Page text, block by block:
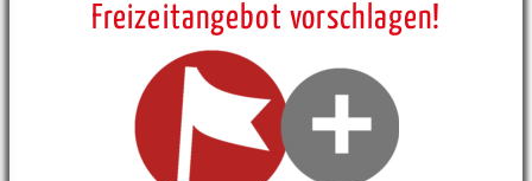
Freizeitangebot vorschlagen!